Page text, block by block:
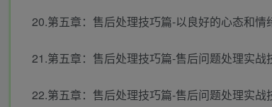
20.第五章：售后处理技巧篇-以良好的心态和
21.第五章：售后处理技巧篇-售后问题处理实战
22.第五章：售后处理技巧篇-售后问题处理实战